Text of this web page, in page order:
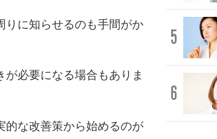
りに知らせるのも手間がか
必要になる場合もありま
的な改善策から始めるのが
5
6